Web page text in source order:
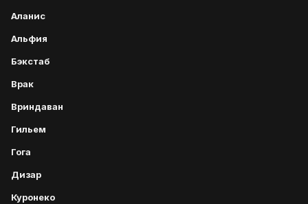
Аланис
Альфия
Бэкстаб
Врак
Вриндаван
Гильем
Гога
Дизар
Куронеко